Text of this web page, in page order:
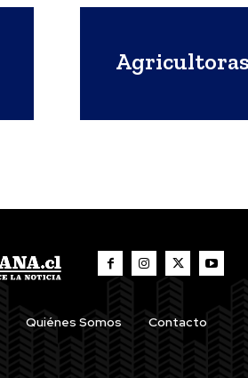
Quiénes Somos Contacto